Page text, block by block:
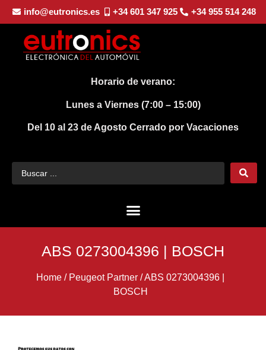
info@eutronics.es +34 601 347 925 +34 955 514 248
Horario de verano:
Lunes a Viernes (7:00 – 15:00)
Del 10 al 23 de Agosto Cerrado por Vacaciones
ABS 0273004396 | BOSCH
Home / Peugeot Partner /ABS 0273004396 |
BOSCH